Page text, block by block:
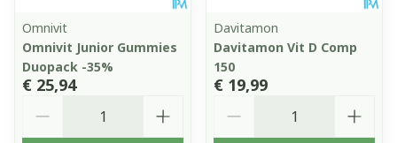
Omnivit
Omnivit Junior Gummies
Duopack -35%
€ 25,94
Davitamon
Davitamon Vit D Comp
150
€ 19,99